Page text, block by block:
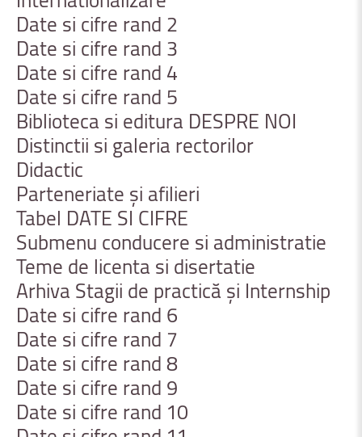
Date si cifre rand 2
Date si cifre rand 3
Date si cifre rand 4
Date si cifre rand 5
Biblioteca si editura DESPRE NOI
Distinctii si galeria rectorilor
Didactic
Parteneriate și afilieri
Tabel DATE SI CIFRE
Submenu conducere si administratie
Teme de licenta si disertatie
Arhiva Stagii de practică și Internship
Date si cifre rand 6
Date si cifre rand 7
Date si cifre rand8
Date si cifre rand 9
Date si cifre rand 10